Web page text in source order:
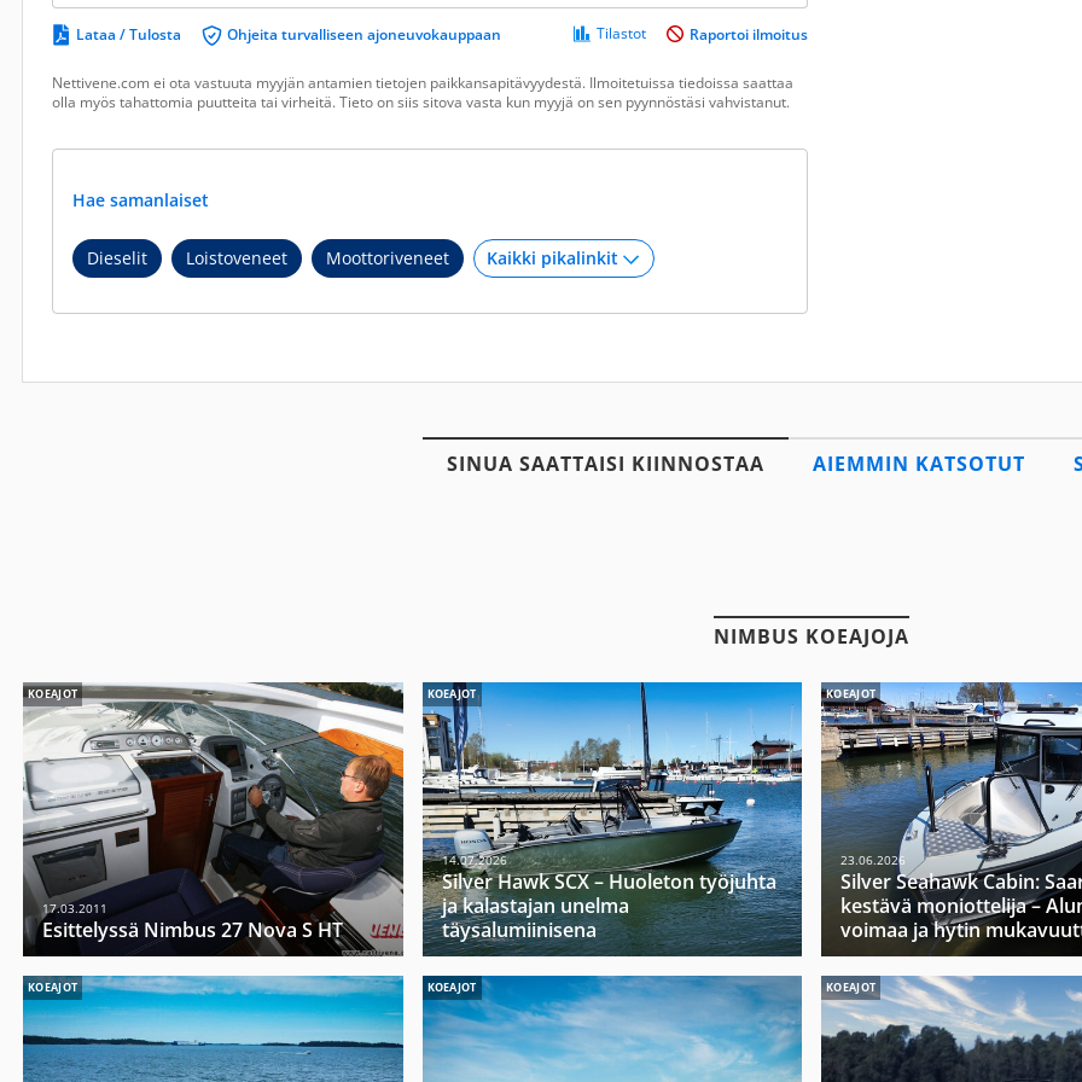
Lataa / Tulosta Ohjeita turvalliseen ajoneuvokauppaan Tilastot Raportoi ilmoitus
Nettivene.com ei ota vastuuta myyjän antamien tietojen paikkansapitävyydestä. Ilmoitetuissa tiedoissa saattaa
olla myös tahattomia puutteita tai virheitä. Tieto on siis sitova vasta kun myyjä on sen pyynnöstäsi vahvistanut.
Hae samanlaiset
Dieselit Loistoveneet Moottoriveneet
SINUA SAATTAISI KIINNOSTAA AIEMMIN KATSOTUT
NIMBUS KOEAJOJA
KOEAJOT
17.03.2011
Esittelyssä Nimbus 27 Nova S HT
KOEAJOT
14.07.2026
Silver Hawk SCX – Huoleton työjuhta
ja kalastajan unelma
täysalumiinisena
KOEAJOT
23.06.2026
Silver Seahawk Cabin:
kestävä moniottelija –
voimaa ja hytin
KOEAJOT KOEAJOT KOEAJOT